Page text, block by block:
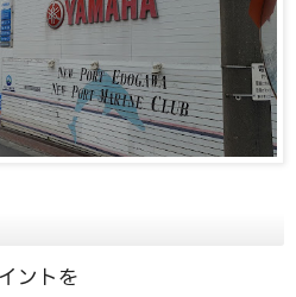
ントを